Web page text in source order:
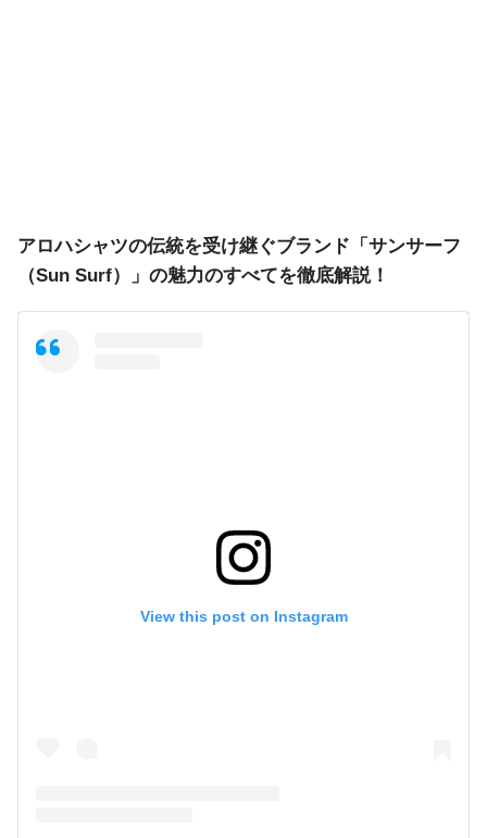
アロハシャツの伝統を受け継ぐブランド「サンサーフ
（Sun Surf）」の魅力のすべてを徹底解説！
View this post on Instagram